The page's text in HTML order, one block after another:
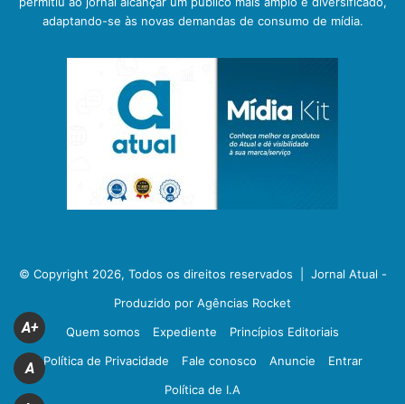
adaptando-se às novas demandas de consumo de mídia.
© Copyright 2026, Todos os direitos reservados | Jornal Atual -
Produzido por Agências Rocket
Quem somos
Expediente
Princípios Editoriais
Política de Privacidade
Fale conosco Anuncie
Entrar
Política de I.A
A+
A